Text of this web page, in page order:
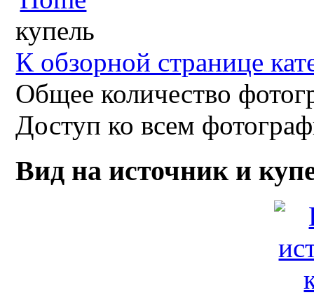
купель
К обзорной странице
Общее количество
Доступ ко всем
Вид на источник и